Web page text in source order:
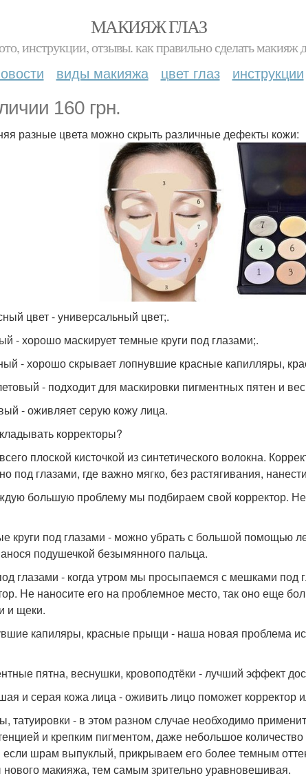
МАКИЯЖ ГЛАЗ
инструкции, отзывы. как правильно сделать макияж
виды макияжа цвет глаз инструкции
160 грн.
разные цвета можно скрыть различные дефекты кожи:
цвет - универсальный цвет;.
- хорошо маскирует темные круги под глазами;.
- хорошо скрывает лопнувшие красные капилляры,
- подходит для маскировки пигментных пятен и
- оживляет серую кожу лица.
корректоры?
плоской кисточкой из синтетического волокна.
под глазами, где важно мягко, без растягивания,
большую проблему мы подбираем свой корректор. Не
круги под глазами - можно убрать с большой помощью
подушечкой безымянного пальца.
глазами - когда утром мы просыпаемся с мешками под
Не наносите его на проблемное место, так оно еще
и щеки.
капиляры, красные прыщи - наша новая проблема
пятна, веснушки, кровоподтёки - лучший эффект
и серая кожа лица - оживить лицо поможет корректор
татуировки - в этом разном случае необходимо
и крепким пигментом, даже небольшое
если шрам выпуклый, прикрываем его более темным
макияжа, тем самым зрительно уравновешивая.